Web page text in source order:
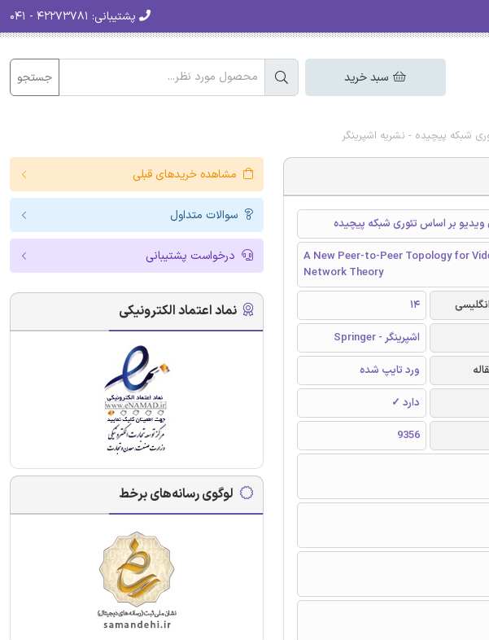
پشتیبانی:
سبد خرید جستجو
شبکه پیچیده - نشریه اشپرینگر
ویدیو بر اساس تئوری شبکه پیچیده
A New Peer-to-Peer Topology for
Network Theory
14
اشپرینگر - Springer
ورد تایپ شده
دارد ✓
9356
مشاهده خریدهای قبلی
سوالات متداول
درخواست پشتیبانی
نماد اعتماد الکترونیکی
لوگوی رسانه‌های برخط